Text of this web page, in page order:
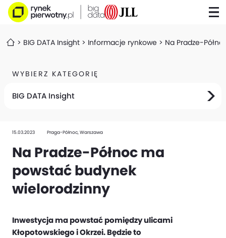
BIG DATA Insight Informacje rynkowe Na Pradze-
WYBIERZ KATEGORIĘ
BIG DATA Insight
15.03.2023 Praga-Północ, Warszawa
Na Pradze-Północ ma
powstać budynek
wielorodzinny
Inwestycja ma powstać pomiędzy ulicami
Kłopotowskiego i Okrzei. Będzie to